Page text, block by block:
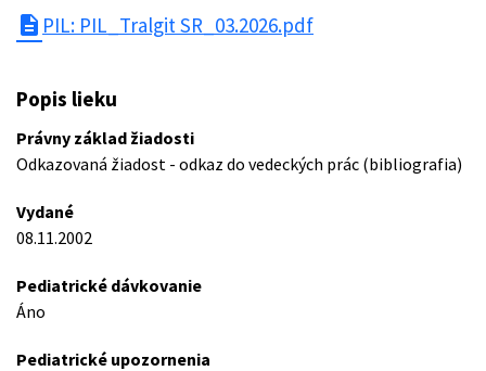
description PIL: PIL_Tralgit SR_03.2026.pdf
Popis lieku
Právny základ žiadosti
Odkazovaná žiadost - odkaz do vedeckých prác (bibliografia)
Vydané
08.11.2002
Pediatrické dávkovanie
Áno
Pediatrické upozornenia